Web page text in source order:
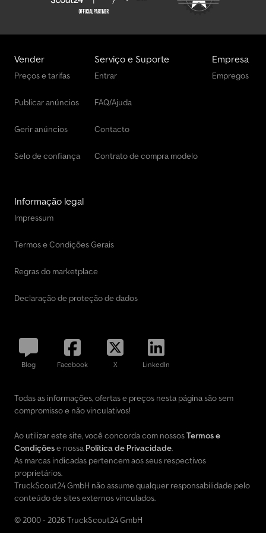
informações, entre em contato pelos seguintes números: * *
Falamos: Alemão, Inglês, Francês, Polonês e ????? Erros de
Vender
Preços e tarifas
Publicar anúncios
Gerir anúncios
Selo de confiança
Serviço e Suporte
Entrar
FAQ/Ajuda
Contacto
Contrato de compra modelo
Empresa
Empregos
Informação legal
Impressum
Termos e Condições Gerais
Regras do marketplace
Declaração de proteção de dados
Blog Facebook X LinkedIn
Todas as informações, ofertas e preços nesta página são sem
compromisso e não vinculativos!
Ao utilizar este site, você concorda com nossosTermos e
Condiçõese nossa Política de Privacidade.
As marcas indicadas pertencem aos seus respectivos
proprietários.
TruckScout24 GmbH não assume qualquer responsabilidade pelo
conteúdo de sites externos vinculados.
© 2000 - 2026 TruckScout24 GmbH